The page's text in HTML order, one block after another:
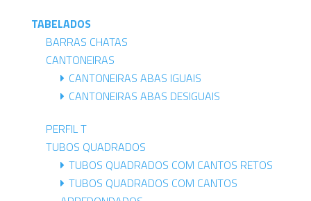
TABELADOS
BARRAS CHATAS
CANTONEIRAS
CANTONEIRAS ABAS IGUAIS
CANTONEIRAS ABAS DESIGUAIS
PERFIL T
TUBOS QUADRADOS
TUBOS QUADRADOS COM CANTOS RETOS
TUBOS QUADRADOS COM CANTOS